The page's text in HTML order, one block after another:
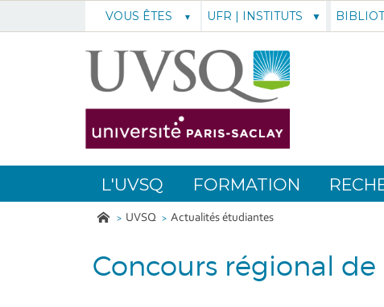
VOUS ÊTES
L'UVSQ FORMATION
UVSQ Actualités étudiantes
Concours régional
UFR | INSTITUTS